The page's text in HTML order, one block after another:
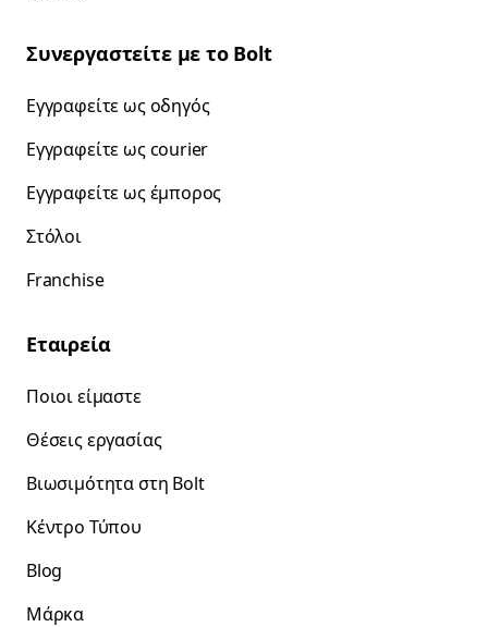
Συνεργαστείτε με το Bolt
Εγγραφείτε ως οδηγός
Εγγραφείτε ως courier
Εγγραφείτε ως έμπορος
Στόλοι
Franchise
Εταιρεία
Ποιοι είμαστε
Θέσεις εργασίας
Βιωσιμότητα στη Bolt
Κέντρο Τύπου
Blog
Μάρκα